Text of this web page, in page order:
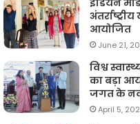
इंडियन
आयोजित
June 21,
विश्व
का बड़ा
जगत के
April 5,